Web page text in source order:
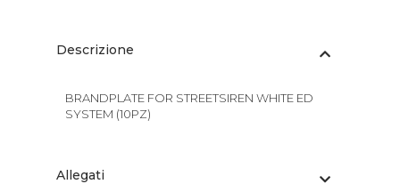
Descrizione
BRANDPLATE FOR STREETSIREN WHITE ED
SYSTEM (10PZ)
Allegati